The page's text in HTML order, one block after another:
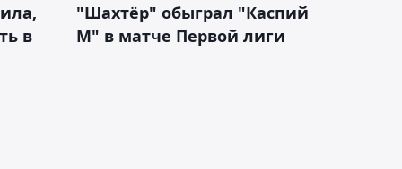
в
"Шахтёр" обыграл "Каспий
М" в матче Первой лиги